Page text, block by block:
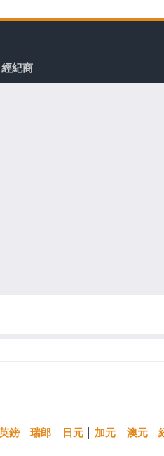
經紀商
鎊 瑞郎 日元 加元 澳元